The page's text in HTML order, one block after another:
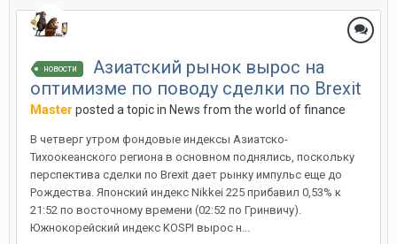
новости
Азиатский рынок вырос на
оптимизме по поводу сделки по Brexit
Master posted a topic in News from the world of finance
В четверг утром фондовые индексы Азиатско-
Тихоокеанского региона в основном поднялись, поскольку
перспектива сделки по Brexit дает рынку импульс еще до
Рождества. Японский индекс Nikkei 225 прибавил 0,53% к
21:52 по восточному времени (02:52 по Гринвичу).
Южнокорейский индекс KOSPI вырос н...